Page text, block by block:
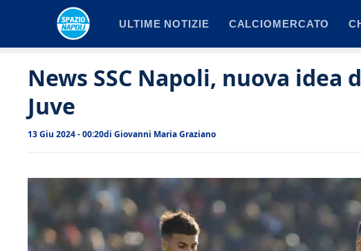
ULTIME NOTIZIE CALCIOMERCATO
News SSC Napoli, nuova idea
Juve
13 Giu 2024 - 00:20di Giovanni Maria Graziano